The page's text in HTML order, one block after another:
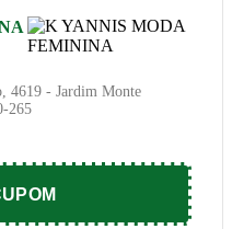
4619 - Jardim Monte
265